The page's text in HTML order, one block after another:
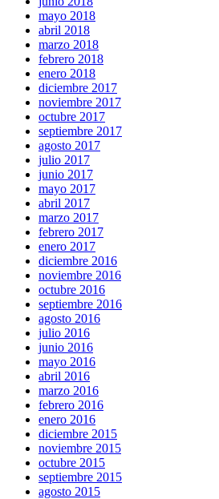
mayo 2018
abril 2018
marzo 2018
febrero 2018
enero 2018
diciembre 2017
noviembre 2017
octubre 2017
septiembre 2017
agosto 2017
julio 2017
junio 2017
mayo 2017
abril 2017
marzo 2017
febrero 2017
enero 2017
diciembre 2016
noviembre 2016
octubre 2016
septiembre 2016
agosto 2016
julio 2016
junio 2016
mayo 2016
abril 2016
marzo 2016
febrero 2016
enero 2016
diciembre 2015
noviembre 2015
octubre 2015
septiembre 2015
agosto 2015